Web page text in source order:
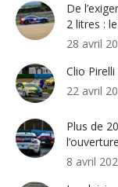
De
2 litres :
28 avril
Clio
22 avril
Plus de
8 avril